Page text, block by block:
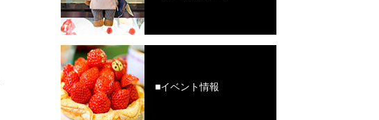
■イベント情報